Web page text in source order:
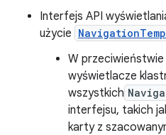
Interfejs API
użycie
W
wyświetlacze
wszystkich
interfejsu, takich
karty z